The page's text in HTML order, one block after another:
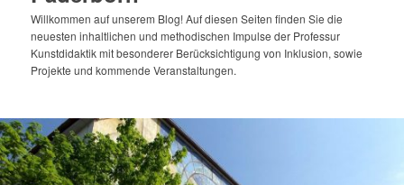
Willkommen auf unserem Blog! Auf diesen Seiten finden Sie die
neuesten inhaltlichen und methodischen Impulse der Professur
Kunstdidaktik mit besonderer Berücksichtigung von Inklusion, sowie
Projekte und kommende Veranstaltungen.